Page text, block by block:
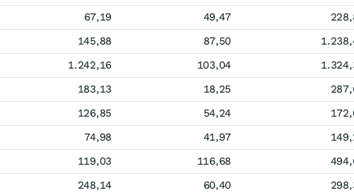
67,19 49,47
145,88 87,50
1.242,16 103,04
183,13 18,25
126,85 54,24
74,98 41,97
119,03 116,68
248,14 60,40